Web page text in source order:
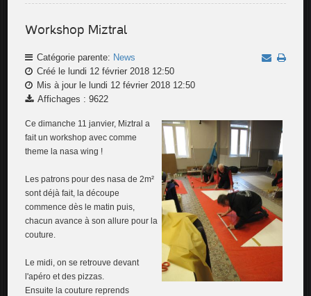
Workshop Miztral
Catégorie parente: News
Créé le lundi 12 février 2018 12:50
Mis à jour le lundi 12 février 2018 12:50
Affichages : 9622
Ce dimanche 11 janvier, Miztral a
fait un workshop avec comme
theme la nasa wing !
Les patrons pour des nasa de 2m²
sont déjà fait, la découpe
commence dès le matin puis,
chacun avance à son allure pour la
couture.
Le midi, on se retrouve devant
l'apéro et des pizzas.
Ensuite la couture reprends